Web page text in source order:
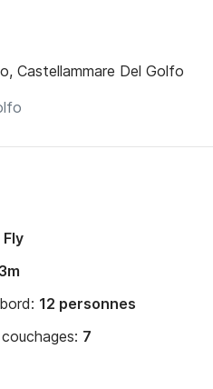
Castellammare Del Golfo
12 personnes
7